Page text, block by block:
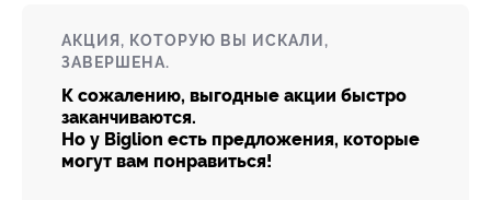
АКЦИЯ, КОТОРУЮ ВЫ ИСКАЛИ,
ЗАВЕРШЕНА.
К сожалению, выгодные акции быстро
заканчиваются.
Но у Biglion есть предложения, которые
могут вам понравиться!